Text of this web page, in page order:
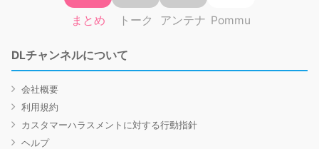
まとめ トーク アンテナ Pommu
DLチャンネルについて
会社概要
利用規約
カスタマーハラスメントに対する行動指針
ヘルプ